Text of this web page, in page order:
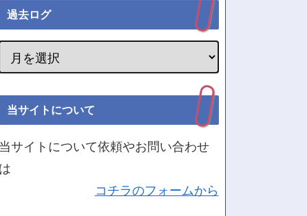
過去ログ
当サイトについて
当サイトについて依頼やお問い合わせ
は
コチラのフォームから